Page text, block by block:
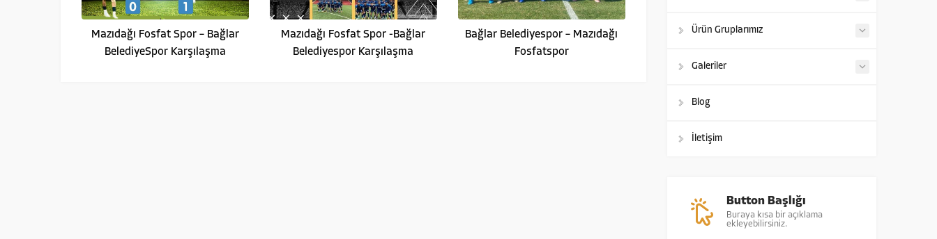
Mazıdağı Fosfat Spor – Bağlar
BelediyeSpor Karşılaşma
Mazıdağı Fosfat Spor -Bağlar
Belediyespor Karşılaşma
Bağlar Belediyespor – Mazıdağı
Fosfatspor
Ürün Gruplarımız
Galeriler
Blog
İletişim
Button Başlığı
Buraya kısa bir açıklama
ekleyebilirsiniz.